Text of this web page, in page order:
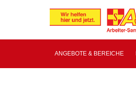
ANGEBOTE & BEREICHE